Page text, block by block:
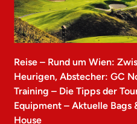
Reise – Rund um Wien:
Heurigen, Abstecher: GC
Training – Die Tipps der
Equipment – Aktuelle Bags
House